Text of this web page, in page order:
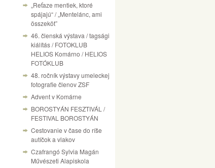
„Reťaze mentiek, ktoré
spájajú“ / „Mentelánc, ami
összeköt”
46. členská výstava / tagsági
kiálítás / FOTOKLUB
HELIOS Komárno / HELIOS
FOTÓKLUB
48. ročník výstavy umeleckej
fotografie členov ZSF
Advent v Komárne
BOROSTYÁN FESZTIVÁL /
FESTIVAL BOROSTYÁN
Cestovanie v čase do ríše
autíčok a vlakov
Czafrangó Sylvia Magán
Művészeti Alapiskola